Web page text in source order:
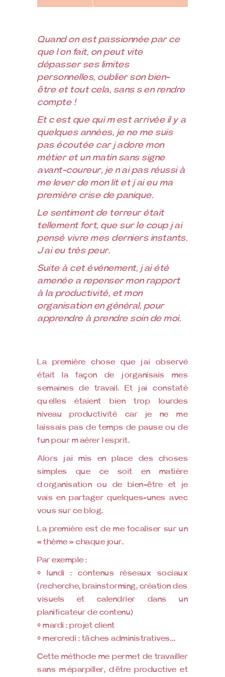
Quand on est passionnée par ce
que l’on fait, on peut vite
dépasser ses limites
personnelles, oublier son bien-
être et tout cela, sans s’en rendre
compte !⁣
Et c’est que qui m’est arrivée il y a
quelques années, je ne me suis
pas écoutée car j’adore mon
métier et un matin sans signe
avant-coureur, je n’ai pas réussi à
me lever de mon lit et j’ai eu ma
première crise de panique.
Le sentiment de terreur était
tellement fort, que sur le coup j’ai
pensé vivre mes derniers instants.
J’ai eu très peur.⁣
Suite à cet événement, j’ai été
amenée a repenser mon rapport
à la productivité, et mon
organisation en général, pour
apprendre à prendre soin de moi.⁣
La première chose que j’ai observé
était la façon de j’organisais mes
semaines de travail. Et j’ai constaté
qu’elles étaient bien trop lourdes
niveau productivité car je ne me
laissais pas de temps de pause ou de
fun pour m’aérer l’esprit.
Alors j’ai mis en place des choses
simples que ce soit en matière
d’organisation ou de bien-être et je
vais en partager quelques-unes avec
vous sur ce blog.
La première est de me focaliser sur un
« thème » chaque jour.
Par exemple :
◊ lundi : contenus réseaux sociaux
(recherche, brainstorming, création des
visuels et calendrier dans un
planificateur de contenu)
◊ mardi : projet client
◊ mercredi : tâches administratives…
Cette méthode me permet de travailler
sans m’éparpiller, d’être productive et